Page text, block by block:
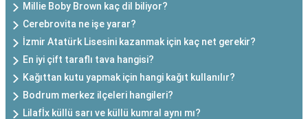
Millie Boby Brown kaç dil biliyor?
Cerebrovita ne işe yarar?
İzmir Atatürk Lisesini kazanmak için kaç net gerekir?
En iyi çift taraflı tava hangisi?
Kağıttan kutu yapmak için hangi kağıt kullanılır?
Bodrum merkez ilçeleri hangileri?
Lilafİx küllü sarı ve küllü kumral aynı mı?